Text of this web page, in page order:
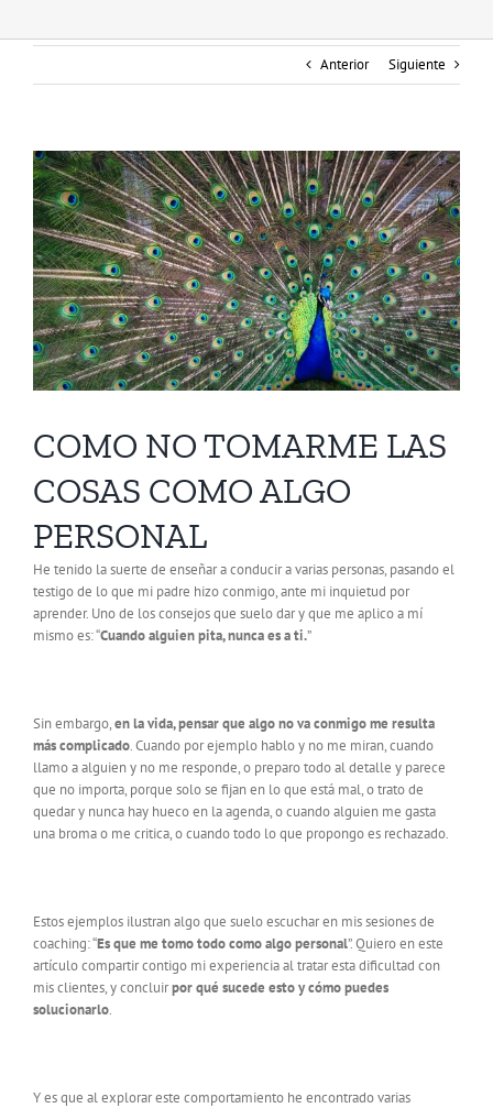
Anterior Siguiente
COMO NO TOMARME LAS
COSAS COMO ALGO
PERSONAL
He tenido la suerte de enseñar a conducir a varias personas, pasando el
testigo de lo que mi padre hizo conmigo, ante mi inquietud por
aprender. Uno de los consejos que suelo dar y que me aplico a mí
mismo es: “Cuando alguien pita, nunca es a ti.”
Sin embargo,en la vida, pensar que algo no va conmigo me resulta
más complicado. Cuando por ejemplo hablo y no me miran, cuando
llamo a alguien y no me responde, o preparo todo al detalle y parece
que no importa, porque solo se fijan en lo que está mal, o trato de
quedar y nunca hay hueco en la agenda, o cuando alguien me gasta
una broma o me critica, o cuando todo lo que propongo es rechazado.
Estos ejemplos ilustran algo que suelo escuchar en mis sesiones de
coaching: “Es que me tomo todo como algo personal”. Quiero en este
artículo compartir contigo mi experiencia al tratar esta dificultad con
mis clientes, y concluirpor qué sucede esto y cómo puedes
solucionarlo.
Y es que al explorar este comportamiento he encontrado varias